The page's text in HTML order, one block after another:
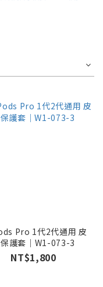
Pro 1代2代通用 皮
護套｜W1-073-3
NT$1,800